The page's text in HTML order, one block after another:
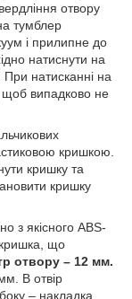
отвору
тумблер
і прилипне до
натиснути на
При натисканні на
щоб випадково не
кришкою.
кришку та
кришку
з якісного ABS-
кришка, що
отвору – 12 мм.
В отвір
– накладка